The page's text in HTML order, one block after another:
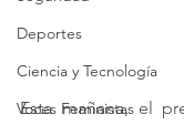
Deportes
Ciencia y Tecnología
Voces Feministas
Esta mañana, el